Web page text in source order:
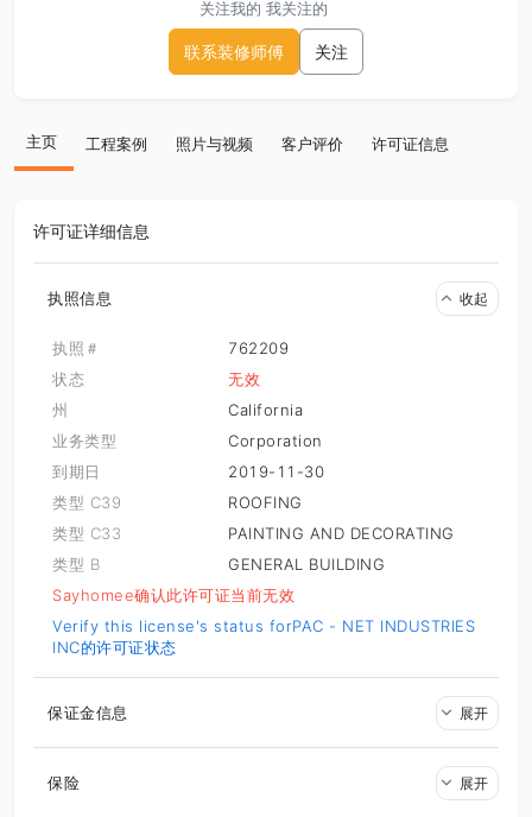
关注我的 我关注的
联系装修师傅 关注
主页 工程案例 照片与视频 客户评价 许可证信息
许可证详细信息
执照信息 收起
执照＃
762209
状态
无效
州
California
业务类型
Corporation
到期日
2019-11-30
类型 C39
ROOFING
类型 C33
PAINTING AND DECORATING
类型 B
GENERAL BUILDING
Sayhomee确认此许可证当前无效
Verify this license's status forPAC - NET INDUSTRIES
INC的许可证状态
保证金信息 展开
保险 展开